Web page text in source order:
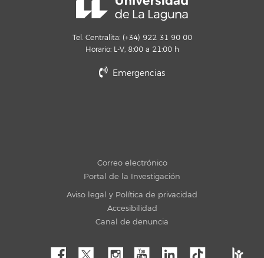
Tel. Centralita: (+34) 922 31 90 00
Horario: L-V, 8:00 a 21:00 h
Emergencias
Correo electrónico
Portal de la Investigación
Aviso legal y Política de privacidad
Accesibilidad
Canal de denuncia